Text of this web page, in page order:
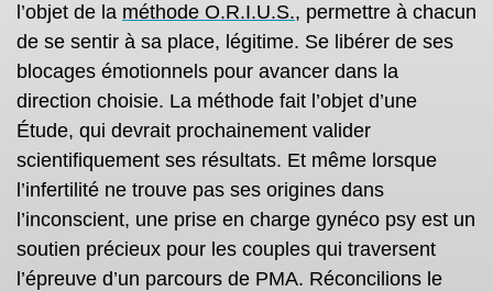
l’objet de la méthode O.R.I.U.S., permettre à chacun
de se sentir à sa place, légitime. Se libérer de ses
blocages émotionnels pour avancer dans la
direction choisie. La méthode fait l’objet d’une
Étude, qui devrait prochainement valider
scientifiquement ses résultats. Et même lorsque
l’infertilité ne trouve pas ses origines dans
l’inconscient, une prise en charge gynéco psy est un
soutien précieux pour les couples qui traversent
l’épreuve d’un parcours de PMA. Réconcilions le